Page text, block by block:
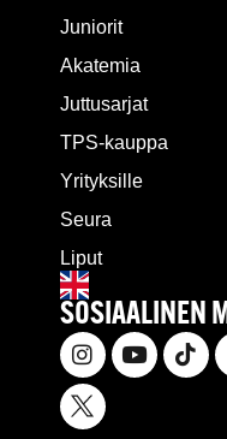
Juniorit
Akatemia
Juttusarjat
TPS-kauppa
Yrityksille
Seura
Liput
SOSIAALINEN